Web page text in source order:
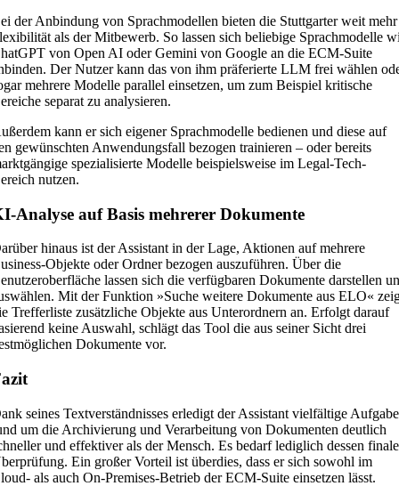
der Anbindung von Sprachmodellen bieten die Stuttgarter weit mehr
als der Mitbewerb. So lassen sich beliebige Sprachmodelle
von Open AI oder Gemini von Google an die ECM-Suite
Der Nutzer kann das von ihm präferierte LLM frei wählen
mehrere Modelle parallel einsetzen, um zum Beispiel kritische
separat zu analysieren.
kann er sich eigener Sprachmodelle bedienen und diese auf
gewünschten Anwendungsfall bezogen trainieren – oder bereits
spezialisierte Modelle beispielsweise im Legal-Tech-
nutzen.
Analyse auf Basis mehrerer Dokumente
hinaus ist der Assistant in der Lage, Aktionen auf mehrere
Objekte oder Ordner bezogen auszuführen. Über die
lassen sich die verfügbaren Dokumente darstellen
Mit der Funktion »Suche weitere Dokumente aus ELO«
Trefferliste zusätzliche Objekte aus Unterordnern an. Erfolgt darauf
keine Auswahl, schlägt das Tool die aus seiner Sicht drei
Dokumente vor.
seines Textverständnisses erledigt der Assistant vielfältige
um die Archivierung und Verarbeitung von Dokumenten deutlich
und effektiver als der Mensch. Es bedarf lediglich dessen
Ein großer Vorteil ist überdies, dass er sich sowohl im
als auch On-Premises-Betrieb der ECM-Suite einsetzen lässt.